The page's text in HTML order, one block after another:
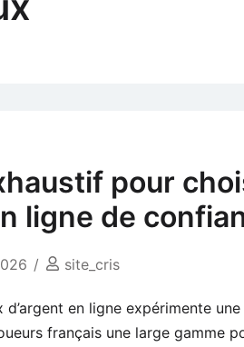
pour
ligne de
site_cris
d’argent en ligne expérimente
français une large gamme